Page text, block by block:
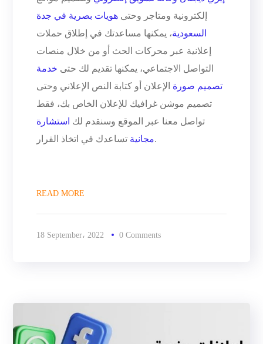
إلكترونية ومتاجر وحتى هويات بصرية في جدة
السعودية، يمكنها مساعدتك في إطلاق حملات
إعلانية عبر محركات الحث أو من خلال منصات
التواصل الاجتماعي، يمكنها تقديم لك حتى خدمة
تصميم صورة الإعلان أو كتابة النص الإعلاني وحتى
تصميم موشن غرافيك للإعلان الخاص بك، فقط
تواصل معنا عبر الموقع وسنقدم لك استشارة
مجانيةتساعدك في اتخاذ القرار.
READ MORE
18 September، 2022 0 Comments